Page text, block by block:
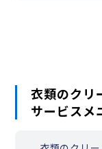
衣類のクリ
サービスメ